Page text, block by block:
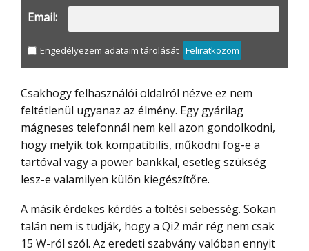
Email:
Engedélyezem adataim tárolását Feliratkozom
Csakhogy felhasználói oldalról nézve ez nem
feltétlenül ugyanaz az élmény. Egy gyárilag
mágneses telefonnál nem kell azon gondolkodni,
hogy melyik tok kompatibilis, működni fog-e a
tartóval vagy a power bankkal, esetleg szükség
lesz-e valamilyen külön kiegészítőre.
A másik érdekes kérdés a töltési sebesség. Sokan
talán nem is tudják, hogy a Qi2 már rég nem csak
15 W-ról szól. Az eredeti szabvány valóban ennyit